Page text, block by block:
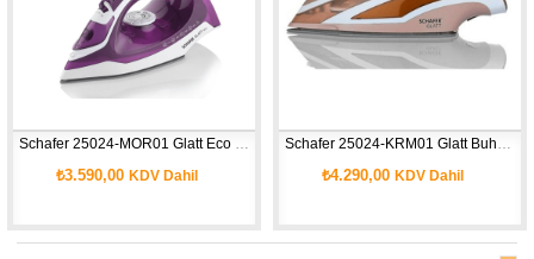
Schafer 25024-MOR01 Glatt Eco Buharlı Ütü-2 Prç.-Mor
₺3.590,00 KDV Dahil
Schafer 25024-KRM01 Glatt Buharlı Ütü-2 Prç.-Krm-01
₺4.290,00 KDV Dahil